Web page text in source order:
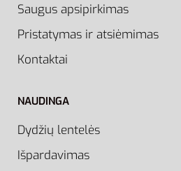
Saugus apsipirkimas
Pristatymas ir atsiėmimas
Kontaktai
NAUDINGA
Dydžių lentelės
Išpardavimas